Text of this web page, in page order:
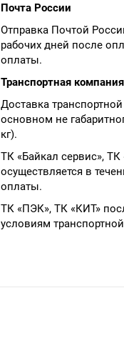
Почта России
Отправка Почтой
рабочих дней после
оплаты.
Транспортная компания
Доставка
основном не
кг).
ТК «Байкал сервис»,
осуществляется в
оплаты.
ТК «ПЭК», ТК «КИТ»
условиям